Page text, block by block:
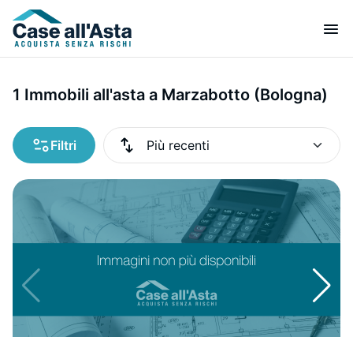
1 Immobili all'asta a Marzabotto (Bologna)
Filtri